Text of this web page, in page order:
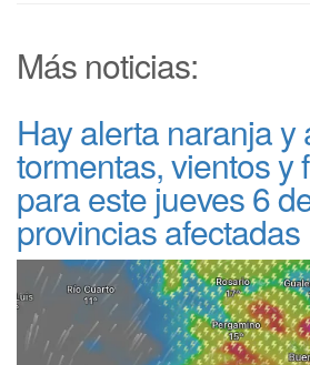
Más noticias:
Hay alerta naranja y
tormentas, vientos y
para este jueves 6
provincias afectadas